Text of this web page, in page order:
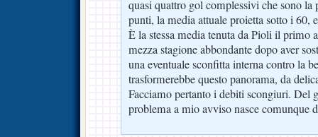
quasi quattro gol complessivi che sono
punti, la media attuale proietta sotto i 60,
È la stessa media tenuta da Pioli il primo
mezza stagione abbondante dopo aver
una eventuale sconfitta interna contro la
trasformerebbe questo panorama, da
Facciamo pertanto i debiti scongiuri. Del
problema a mio avviso nasce comunque